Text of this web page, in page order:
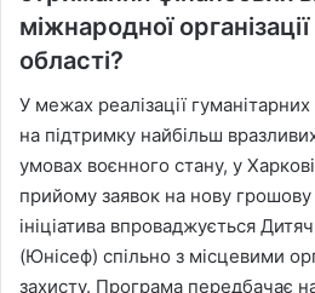
міжнародної
області?
У межах реалізації
на підтримку найбільш
умовах воєнного стану, у
прийому заявок на нову
ініціатива впроваджується
(Юнісеф) спільно з місцевими
захисту. Програма передбачає